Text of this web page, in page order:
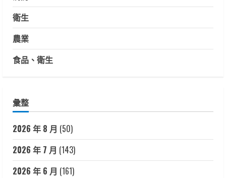
衛生
農業
食品、衛生
彙整
2026 年 8 月 (50)
2026 年 7 月 (143)
2026 年 6 月 (161)